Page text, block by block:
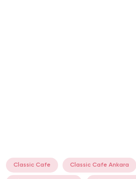
Classic Cafe Classic Cafe Ankara